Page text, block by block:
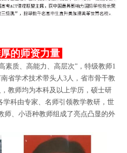
的师资力量
质、高能力、高层次”，特级教师1
省学术技术带头人3人，省市骨干教
教师均为本科及以上学历，硕士研
学科由专家、名师引领教学教研，世
师、小语种教师组成了亮点凸显的外